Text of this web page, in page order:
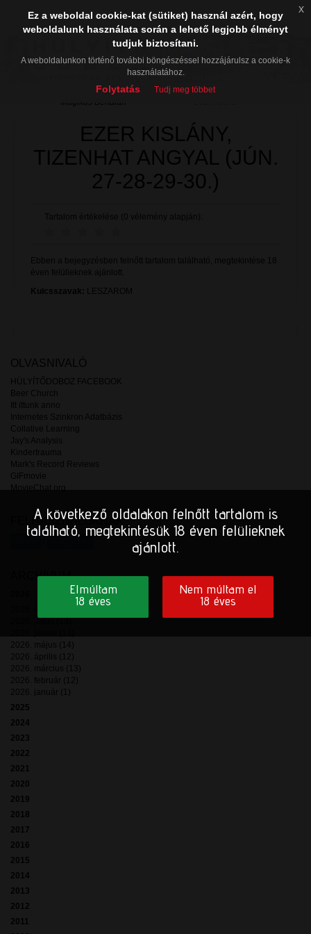
EZER KISLÁNY,
TIZENHAT ANGYAL (JÚN.
27-28-29-30.)
Tartalom értékelése (0 vélemény alapján):
Ebben a bejegyzésben felnőtt tartalom található, megtekintése 18
éven felülieknek ajánlott.
Kulcsszavak:
LESZAROM
OLVASNIVALÓ
HÜLYÍTŐDOBOZ FACEBOOK
Beer Church
Itt ittunk anno
Internetes Szinkron Adatbázis
Collative Learning
Jay's Analysis
Kindertrauma
Mark's Record Reviews
GIFmovie
MovieChat.org
FELHASZNÁLÓKNAK
ARCHÍVUM
2026. május (14)
2026. április (12)
2026. március (13)
2026. február (12)
2026. január (1)
2025
2024
2023
2022
2021
2020
2019
2018
2017
2016
2015
2014
2013
2012
2011
A következő oldalakon felnőtt tartalom is
található, megtekintésük 18 éven felülieknek
ajánlott.
Elmúltam
18 éves
Nem múltam el
18 éves
Ez a weboldal cookie-kat (sütiket) használ azért, hogy
weboldalunk használata során a lehető legjobb élményt
tudjuk biztosítani.
A weboldalunkon történő további böngészéssel hozzájárulsz a cookie-k
használatához.
Folytatás Tudj meg többet
x